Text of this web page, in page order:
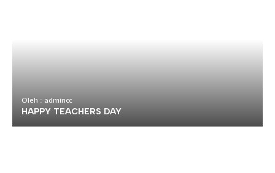
Oleh : admincc
HAPPY TEACHERS DAY